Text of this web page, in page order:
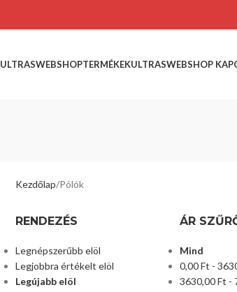
ULTRASWEBSHOPTERMÉKEKULTRASWEBSHOP
Kezdőlap Pólók
RENDEZÉS
Legnépszerűbb elöl
Legjobbra értékelt elöl
Legújabb elöl
ÁR
Mind
0,00Ft -
3630,00Ft -